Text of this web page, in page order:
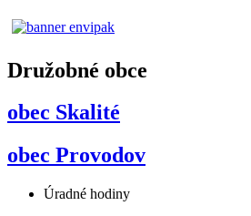
Družobné obce
obec Skalité
obec Provodov
Úradné hodiny